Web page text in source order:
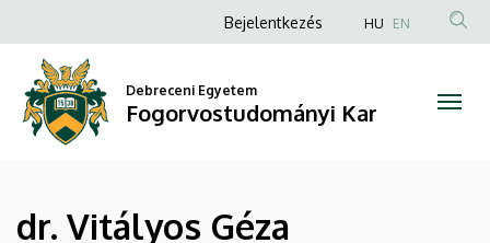
Vitályos
Géza
Fogorvostudományi
a
tartalomra
Anonim
fiók
menüje
Bejelentkezés HU EN
Debreceni Egyetem
Fogorvostudományi Kar
dr. Vitályos Géza